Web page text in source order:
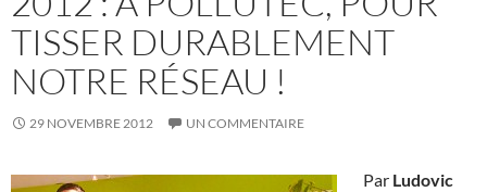
TISSER DURABLEMENT
NOTRE RÉSEAU !
29 NOVEMBRE 2012 UN COMMENTAIRE
Par Ludovic